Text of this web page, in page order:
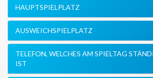
HAUPTSPIELPLATZ
AUSWEICHSPIELPLATZ
TELEFON, WELCHES AM SPIELTAG
IST